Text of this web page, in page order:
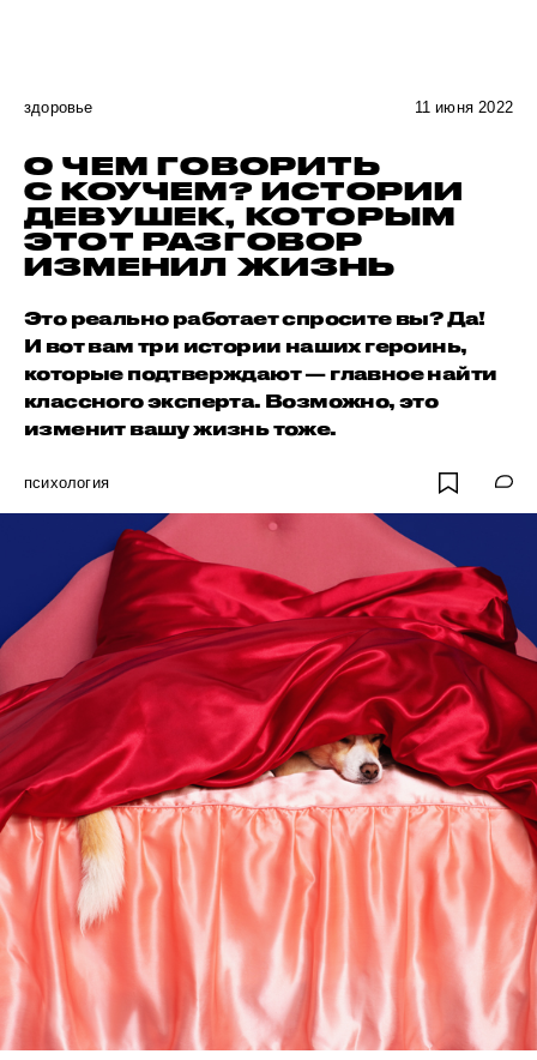
здоровье 11 июня 2022
O ЧЕМ ГОВОРИТЬ
С КОУЧЕМ? ИСТОРИИ
ДЕВУШЕК, КОТОРЫМ
ЭТОТ РАЗГОВОР
ИЗМЕНИЛ ЖИЗНЬ
Это реально работает спросите вы? Да!
И вот вам три истории наших героинь,
которые подтверждают — главное найти
классного эксперта. Возможно, это
изменит вашу жизнь тоже.
психология